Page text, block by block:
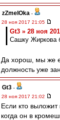
zZmeIOka -
28 ноя 2017 21:05
Gt3 » 28 ноя
Сашку Жиркова
Да хорош, мы же
должность уже
Gt3 -
28 ноя 2017 21:02
Если кто
когда он в